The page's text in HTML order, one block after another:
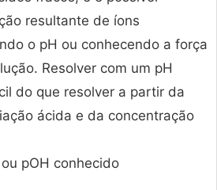
resultante de íons
o pH ou conhecendo a força
Resolver com um pH
do que resolver a partir da
ácida e da concentração
pOH conhecido